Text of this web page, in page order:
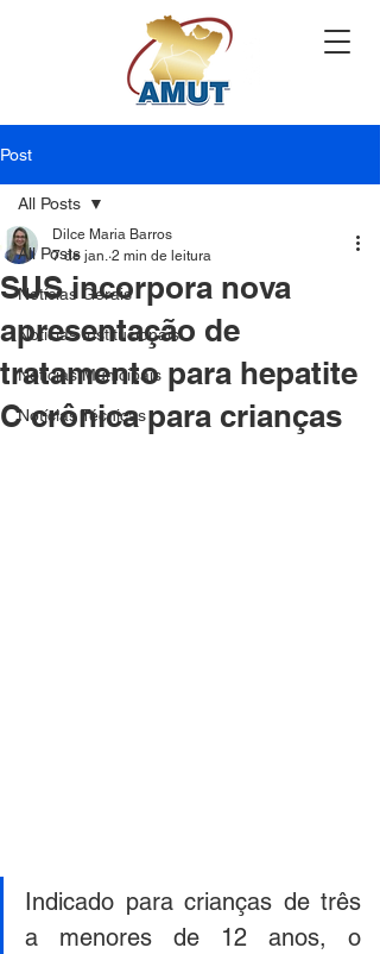
Post
All Posts
Notícias Gerais
Notícias Institucionais
Notícias Municipais
Notícias Técnicas
All Posts
SUS incorpora nova
apresentação de
tratamento para hepatite
C crônica para crianças
Dilce Maria Barros
7 de jan. 2 min de leitura
Indicado para crianças de três
a menores de 12 anos, o